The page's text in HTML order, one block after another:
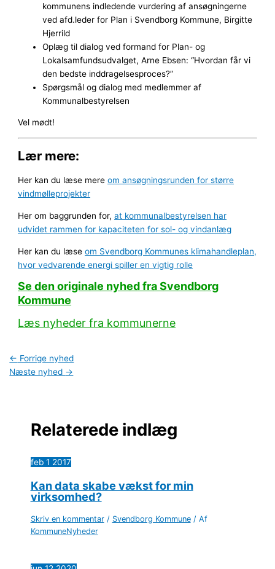
kommunens indledende vurdering af ansøgningerne
ved afd.leder for Plan i Svendborg Kommune, Birgitte
Hjerrild
Oplæg til dialog ved formand for Plan- og
Lokalsamfundsudvalget, Arne Ebsen: “Hvordan får vi
den bedste inddragelsesproces?”
Spørgsmål og dialog med medlemmer af
Kommunalbestyrelsen
Vel mødt!
Lær mere:
Her kan du læse mereom ansøgningsrunden for større
vindmølleprojekter
Her om baggrunden for,at kommunalbestyrelsen har
udvidet rammen for kapaciteten for sol- og vindanlæg
Her kan du læseom Svendborg Kommunes klimahandleplan,
hvor vedvarende energi spiller en vigtig rolle
Se den originale nyhed fra Svendborg
Kommune
Læs nyheder fra kommunerne
← Forrige nyhed
Næste nyhed →
Relaterede indlæg
feb 1 2017
Kan data skabe vækst for min
virksomhed?
Skriv en kommentar / Svendborg Kommune/ Af
KommuneNyheder